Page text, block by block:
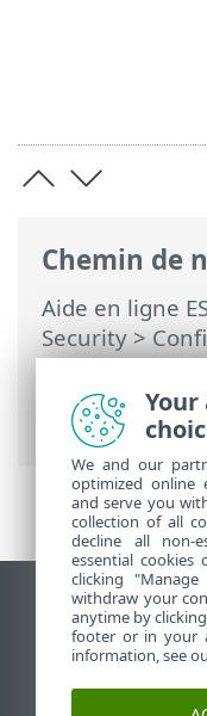
Chemin de
Aide en ligne
Security>
Protections>
Contrôle Web>
Filtrage Web
Afficher le site
End of Life
Base de
Forum ESET
Your
We and our
optimized online
and serve you
collection of all
decline all non-
essential
clicking
withdraw your
anytime by
footer or in your
information, see